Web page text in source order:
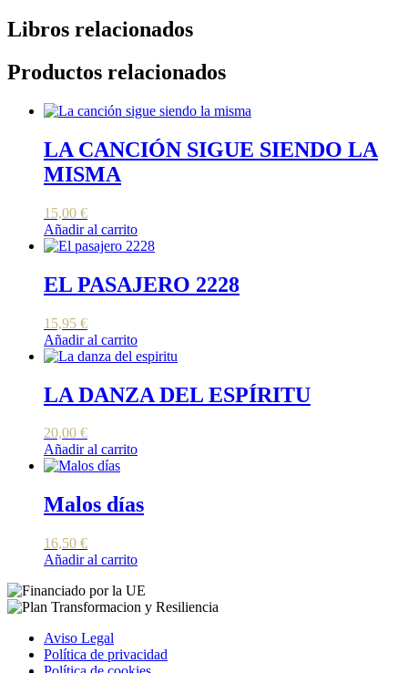
Libros relacionados
Productos relacionados
LA CANCIÓN SIGUE SIENDO LA
MISMA
15,00 €
Añadir al carrito
EL PASAJERO 2228
15,95 €
Añadir al carrito
LA DANZA DEL ESPÍRITU
20,00 €
Añadir al carrito
Malos días
16,50 €
Añadir al carrito
Aviso Legal
Política de privacidad